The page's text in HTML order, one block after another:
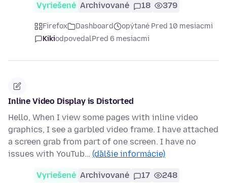
Vyriešené Archivované 18 379
Firefox Dashboard
opýtané Pred 10 mesiacmi
KikiodpovedalPred 6 mesiacmi
Inline Video Display is Distorted
Hello, When I view some pages with inline video
graphics, I see a garbled video frame. I have attached
a screen grab from part of one screen. I have no
issues with YouTub… (ďalšie informácie)
Vyriešené Archivované 17 248